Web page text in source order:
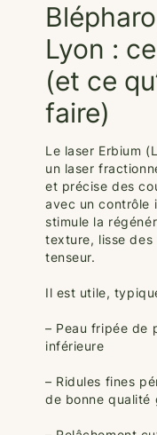
Lyon :
(et ce
faire)
Le laser Erbium
un laser
et précise des
avec un contrôle
stimule la
texture, lisse
tenseur.
Il est utile,
– Peau fripée de
inférieure
– Ridules fines
de bonne qualité